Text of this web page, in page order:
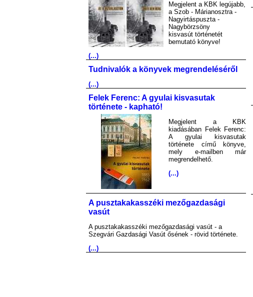
Megjelent a KBK legújabb,
a Szob - Márianosztra -
Nagyirtáspuszta -
Nagybörzsöny
kisvasút történetét
bemutató könyve!
(...)
Tudnivalók a könyvek megrendeléséről
(...)
Felek Ferenc: A gyulai kisvasutak
története - kapható!
Megjelent a KBK
kiadásában Felek Ferenc:
A gyulai kisvasutak
története című könyve,
mely e-mailben már
megrendelhető.
(...)
A pusztakakasszéki mezőgazdasági
vasút
A pusztakakasszéki mezőgazdasági vasút - a
Szegvári Gazdasági Vasút ősének - rövid története.
(...)